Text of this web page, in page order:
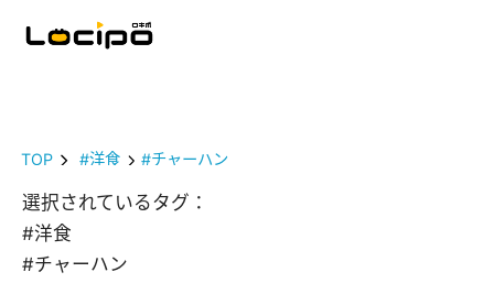
TOP #洋食 #チャーハン
選択されているタグ：
#洋食
#チャーハン